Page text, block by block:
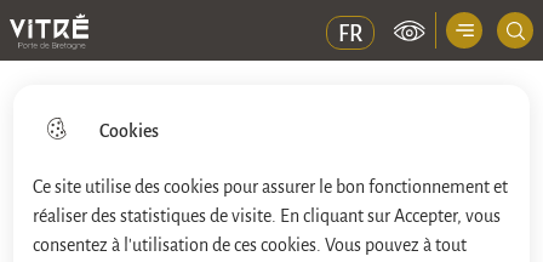
Cookies
Ce site utilise des cookies pour assurer le bon fonctionnement et
réaliser des statistiques de visite. En cliquant sur Accepter, vous
consentez à l'utilisation de ces cookies. Vous pouvez à tout
Aller
au
Aller à la
recherche
Aller au
contenu
Consulter le
plan du site
Ville de Vitré FR Menu principal